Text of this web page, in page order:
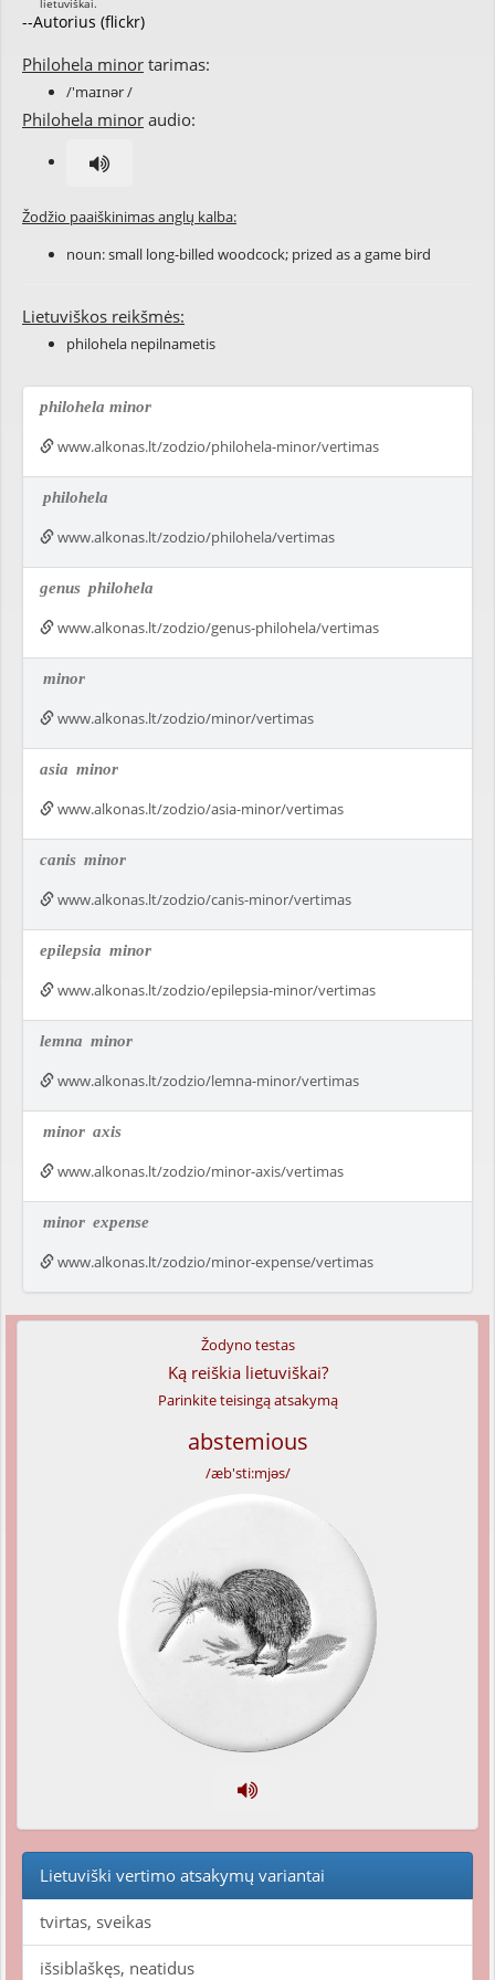
--Autorius (flickr)
Philohela minor tarimas:
/'maɪnər /
Philohela minor audio:
Žodžio paaiškinimas anglų kalba:
noun: small long-billed woodcock; prized as a game bird
Lietuviškos reikšmės:
philohela nepilnametis
philohela minor
www.alkonas.lt/zodzio/philohela-minor/vertimas
philohela
www.alkonas.lt/zodzio/philohela/vertimas
genus philohela
www.alkonas.lt/zodzio/genus-philohela/vertimas
minor
www.alkonas.lt/zodzio/minor/vertimas
asia minor
www.alkonas.lt/zodzio/asia-minor/vertimas
canis minor
www.alkonas.lt/zodzio/canis-minor/vertimas
epilepsia minor
www.alkonas.lt/zodzio/epilepsia-minor/vertimas
lemna minor
www.alkonas.lt/zodzio/lemna-minor/vertimas
minor axis
www.alkonas.lt/zodzio/minor-axis/vertimas
minor expense
www.alkonas.lt/zodzio/minor-expense/vertimas
Žodyno testas
Ką reiškia lietuviškai?
Parinkite teisingą atsakymą
abstemious
/æb'sti:mjəs/
Lietuviški vertimo atsakymų variantai
tvirtas, sveikas
išsiblaškęs, neatidus